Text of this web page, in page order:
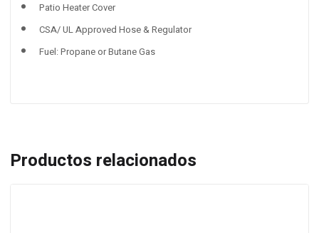
Patio Heater Cover
CSA/ UL Approved Hose & Regulator
Fuel: Propane or Butane Gas
Productos relacionados